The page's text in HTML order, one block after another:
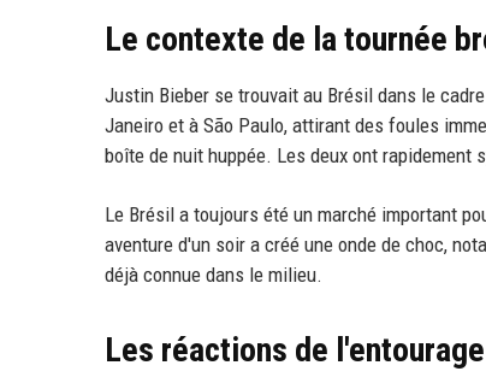
Le contexte de la tournée
Justin Bieber se trouvait au Brésil dans le
Janeiro et à São Paulo, attirant des foules
boîte de nuit huppée. Les deux ont rapidement
Le Brésil a toujours été un marché important
aventure d'un soir a créé une onde de choc,
déjà connue dans le milieu.
Les réactions de l'entourage